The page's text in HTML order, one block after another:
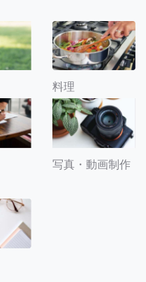
料理
写真・動画制作